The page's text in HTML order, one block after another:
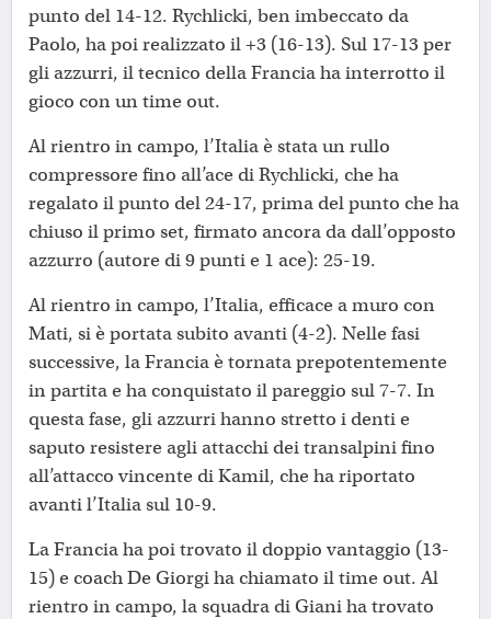
punto del 14-12. Rychlicki, ben imbeccato da
Paolo, ha poi realizzato il +3 (16-13). Sul 17-13 per
gli azzurri, il tecnico della Francia ha interrotto il
gioco con un time out.
Al rientro in campo, l’Italia è stata un rullo
compressore fino all’ace di Rychlicki, che ha
regalato il punto del 24-17, prima del punto che ha
chiuso il primo set, firmato ancora da dall’opposto
azzurro (autore di 9 punti e 1 ace): 25-19.
Al rientro in campo, l’Italia, efficace a muro con
Mati, si è portata subito avanti (4-2). Nelle fasi
successive, la Francia è tornata prepotentemente
in partita e ha conquistato il pareggio sul 7-7. In
questa fase, gli azzurri hanno stretto i denti e
saputo resistere agli attacchi dei transalpini fino
all’attacco vincente di Kamil, che ha riportato
avanti l’Italia sul 10-9.
La Francia ha poi trovato il doppio vantaggio (13-
15) e coach De Giorgi ha chiamato il time out. Al
rientro in campo, la squadra di Giani ha trovato